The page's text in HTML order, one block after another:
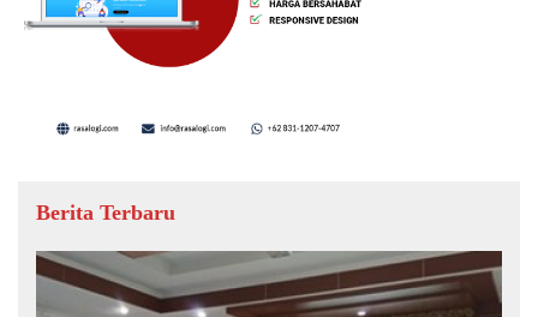
Berita Terbaru